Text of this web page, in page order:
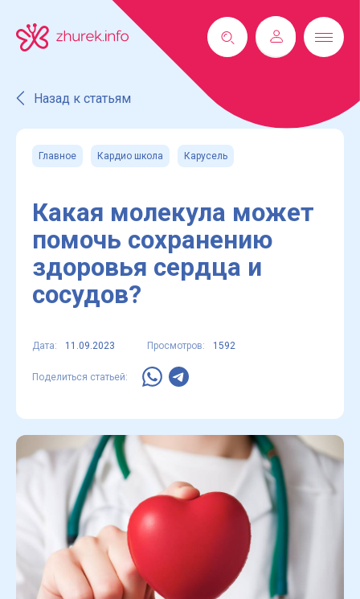
Назад к статьям
Главное Кардио школа Карусель
Какая молекула может
помочь сохранению
здоровья сердца и
сосудов?
Дата: 11.09.2023 Просмотров: 1592
Поделиться статьей: